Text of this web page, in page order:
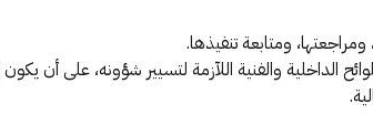
ومتابعة تنفيذها.
الداخلية والفنية اللآزمة لتسيير شؤونه، على أن يكون